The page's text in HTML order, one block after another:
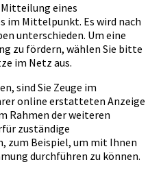
eines
im Mittelpunkt. Es wird nach
unterschieden. Um eine
zu fördern, wählen Sie bitte
im Netz aus.
sind Sie Zeuge im
online erstatteten Anzeige
Rahmen der weiteren
zuständige
zum Beispiel, um mit Ihnen
durchführen zu können.